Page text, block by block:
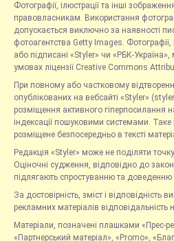
Фотографії, ілюстрації та інші
правовласникам. Використання
допускається виключно за наявності
фотоагентства Getty Images.
або підписані «Styler» чи «РБК-
умовах ліцензії Creative Commons
При повному або частковому
опублікованих на вебсайті «Styler»
розміщення активного гіперпосилання
індексації пошуковими системами.
розміщене безпосередньо в тексті
Редакція «Styler» може не поділяти
Оціночні судження, відповідно до
підлягають спростуванню та доведенню
За достовірність, зміст і відповідність
рекламних матеріалів
Матеріали, позначені плашками «Прес-
«Партнерський матеріал», «Promo»,